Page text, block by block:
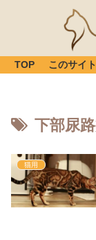
TOP このサイ
下部尿
猫用